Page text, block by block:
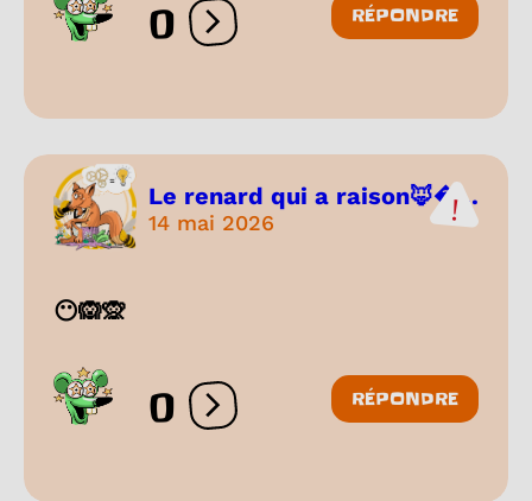
0 Ouvrir les réactions
RÉPONDRE
Le renard qui a raison🦊...
14 mai 2026
😶🙉🙊
0 Ouvrir les réactions
RÉPONDRE